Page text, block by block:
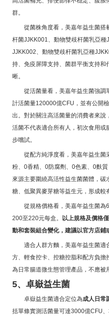
群。
從菌株角度看，美嘉年益生菌搭
杆菌JJKK001、動物雙歧杆菌乳亞
JJKK002、動物雙歧杆菌乳亞種
持、免疫屏障支持、菌群平衡支持
晰。
從活菌量看，美嘉年益生菌強
計活菌量120000億CFU，並有公開
出。對於關注高活菌量的消費者來
活菌不代表適合所有人，初次食用
步嚐試。
從配方純淨度看，美嘉年益生
粉、0香精、0防腐劑、0色素、0麩
來源主要圍繞高活性益生菌菌體，
糖、低聚異麥芽糖等益生元，形成較
從規格價格看，美嘉年益生菌
200至220元每盒。
以上規格及價格
動和套裝組合變化，建議以官方店鋪
適合人群方麵，美嘉年益生菌適
方、輕食控卡、控糖控脂和配方負
為日常腸道微生態管理產品，不應被
5、卓嶽益生菌
卓嶽益生菌適合定位為成人日常
括單條實測活菌量可達3000億CFU